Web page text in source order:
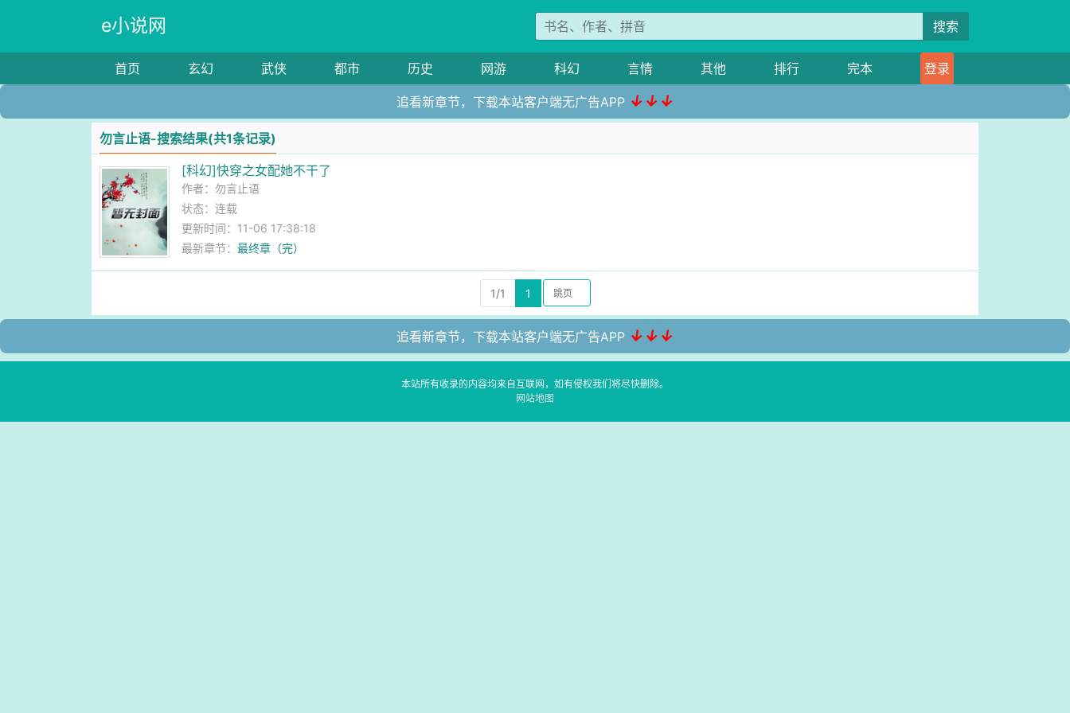
e小说网 搜索
首页 玄幻 武侠 都市 历史 网游 科幻 言情 其他 排行 完本 登录
追看新章节，下载本站客户端无广告APP ↓↓↓
勿言止语-搜索结果(共1条记录)
[科幻]快穿之女配她不干了
作者： 勿言止语
状态：连载
更新时间：11-06 17:38:18
最新章节：最终章（完）
1/1 1
追看新章节，下载本站客户端无广告APP ↓↓↓
本站所有收录的内容均来自互联网，如有侵权我们将尽快删除。
网站地图